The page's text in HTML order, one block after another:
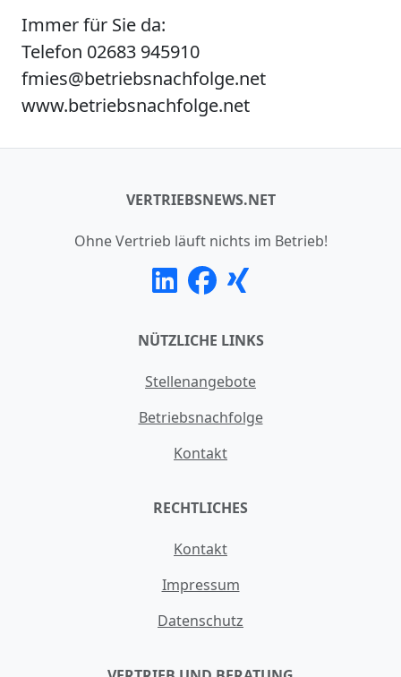
Immer für Sie da:
Telefon 02683 945910
fmies@betriebsnachfolge.net
www.betriebsnachfolge.net
VERTRIEBSNEWS.NET
Ohne Vertrieb läuft nichts im Betrieb!
NÜTZLICHE LINKS
Stellenangebote
Betriebsnachfolge
Kontakt
RECHTLICHES
Kontakt
Impressum
Datenschutz